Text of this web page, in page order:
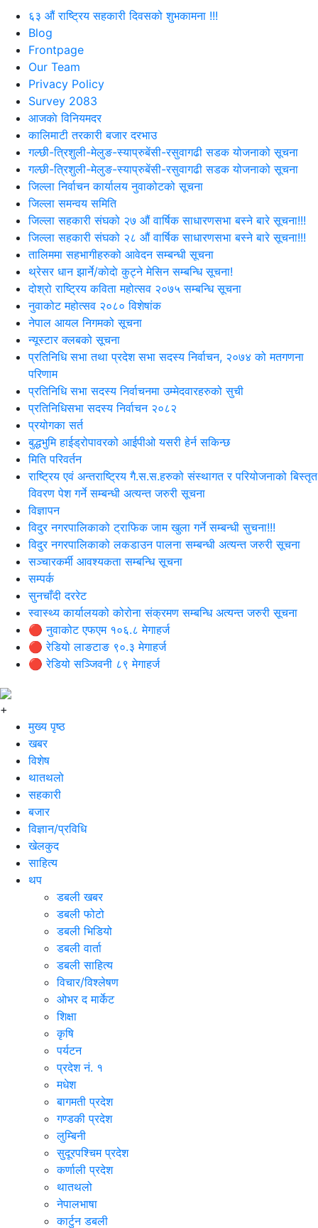
६३ औं राष्ट्रिय सहकारी दिवसको शुभकामना !!!
Blog
Frontpage
Our Team
Privacy Policy
Survey 2083
आजकाे विनियमदर
कालिमाटी तरकारी बजार दरभाउ
गल्छी-त्रिशुली-मेलुङ-स्याप्रुबेंसी-रसुवागढी सडक योजनाको सूचना
गल्छी-त्रिशुली-मेलुङ-स्याप्रुबेंसी-रसुवागढी सडक योजनाको सूचना
जिल्ला निर्वाचन कार्यालय नुवाकोटको सूचना
जिल्ला समन्वय समिति
जिल्ला सहकारी संघको २७ औं वार्षिक साधारणसभा बस्ने बारे सूचना!!!
जिल्ला सहकारी संघको २८ औं वार्षिक साधारणसभा बस्ने बारे सूचना!!!
तालिममा सहभागीहरुको आवेदन सम्बन्धी सूचना
थ्रेसर धान झार्ने/काेदाे कुट्ने मेसिन सम्बन्धि सूचना!
दोश्रो राष्ट्रिय कविता महोत्सव २०७५ सम्बन्धि सूचना
नुवाकोट महोत्सव २०८० विशेषांक
नेपाल आयल निगमको सूचना
न्यूस्टार क्लबको सूचना
प्रतिनिधि सभा तथा प्रदेश सभा सदस्य निर्वाचन, २०७४ को मतगणना
परिणाम
प्रतिनिधि सभा सदस्य निर्वाचनमा उम्मेदवारहरुको सुची
प्रतिनिधिसभा सदस्य निर्वाचन २०८२
प्रयोगका सर्त
बुद्धभुमि हाईड्रोपावरको आईपीओ यसरी हेर्न सकिन्छ
मिति परिवर्तन
राष्ट्रिय एवं अन्तराष्ट्रिय गै.स.स.हरुको संस्थागत र परियोजनाको बिस्तृत
विवरण पेश गर्ने सम्बन्धी अत्यन्त जरुरी सूचना
विज्ञापन
विदुर नगरपालिकाको ट्राफिक जाम खुला गर्ने सम्बन्धी सुचना!!!
विदुर नगरपालिकाको लकडाउन पालना सम्बन्धी अत्यन्त जरुरी सूचना
सञ्चारकर्मी आवश्यकता सम्बन्धि सूचना
सम्पर्क
सुनचाँदी दररेट
स्वास्थ्य कार्यालयको कोरोना संक्रमण सम्बन्धि अत्यन्त जरुरी सूचना
🔴 नुवाकोट एफएम १०६.८ मेगाहर्ज
🔴 रेडियो लाङटाङ ९०.३ मेगाहर्ज
🔴 रेडियो सञ्जिवनी ८९ मेगाहर्ज
+
मुख्य पृष्ठ
खबर
विशेष
थातथलो
सहकारी
बजार
विज्ञान/प्रविधि
खेलकुद
साहित्य
थप
डबली खबर
डबली फोटो
डबली भिडियो
डबली वार्ता
डबली साहित्य
विचार/विश्‍लेषण
ओभर द मार्केट
शिक्षा
कृषि
पर्यटन
प्रदेश नं. १
मधेश
बागमती प्रदेश
गण्डकी प्रदेश
लुम्बिनी
सुदूरपश्चिम प्रदेश
कर्णाली प्रदेश
थातथलो
नेपालभाषा
कार्टुन डबली